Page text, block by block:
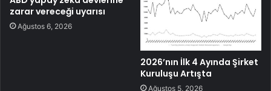
zarar vereceği uyarısı
Ağustos 6, 2026
2026’nın İlk 4 Ayında Şirket
Kuruluşu Artışta
Ağustos 5, 2026